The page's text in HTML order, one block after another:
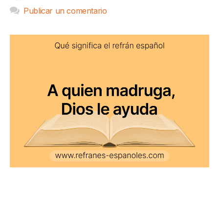
Publicar un comentario